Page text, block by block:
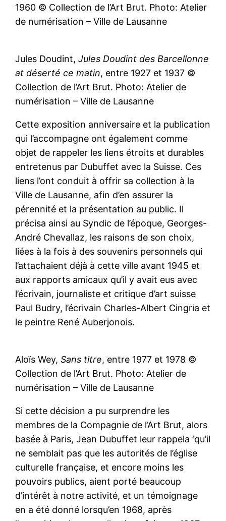
1960 © Collection de l’Art Brut. Photo: Atelier
de numérisation – Ville de Lausanne
Jules Doudint,Jules Doudint des Barcellonne
at déserté ce matin, entre 1927 et 1937 ©
Collection de l’Art Brut. Photo: Atelier de
numérisation – Ville de Lausanne
Cette exposition anniversaire et la publication
qui l’accompagne ont également comme
objet de rappeler les liens étroits et durables
entretenus par Dubuffet avec la Suisse. Ces
liens l’ont conduit à offrir sa collection à la
Ville de Lausanne, afin d’en assurer la
pérennité et la présentation au public. Il
précisa ainsi au Syndic de l’époque, Georges-
André Chevallaz, les raisons de son choix,
liées à la fois à des souvenirs personnels qui
l’attachaient déjà à cette ville avant 1945 et
aux rapports amicaux qu’il y avait eus avec
l’écrivain, journaliste et critique d’art suisse
Paul Budry, l’écrivain Charles-Albert Cingria et
le peintre René Auberjonois.
Aloïs Wey,Sans titre, entre 1977 et 1978 ©
Collection de l’Art Brut. Photo: Atelier de
numérisation – Ville de Lausanne
Si cette décision a pu surprendre les
membres de la Compagnie de l’Art Brut, alors
basée à Paris, Jean Dubuffet leur rappela ‘qu’il
ne semblait pas que les autorités de l’église
culturelle française, et encore moins les
pouvoirs publics, aient porté beaucoup
d’intérêt à notre activité, et un témoignage
en a été donné lorsqu’en 1968, après